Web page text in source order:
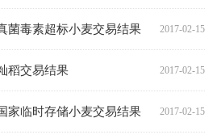
菌毒素超标小麦交易结果 2017-02-15
稻交易结果 2017-02-15
家临时存储小麦交易结果 2017-02-15